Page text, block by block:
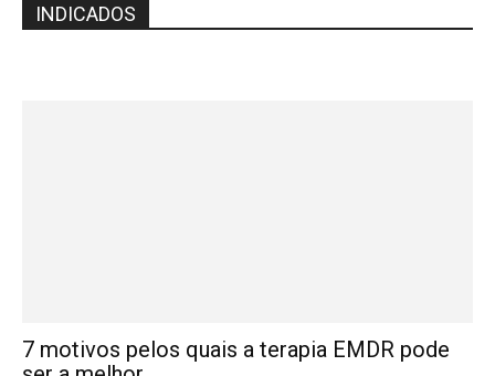
INDICADOS
7 motivos pelos quais a terapia EMDR pode